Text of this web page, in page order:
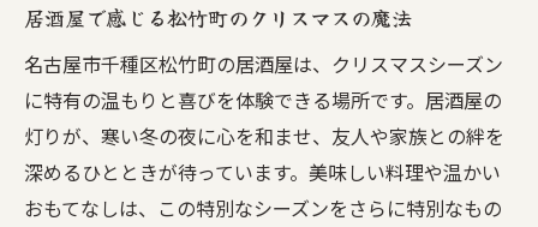
居酒屋で感じる松竹町のクリスマスの魔法
名古屋市千種区松竹町の居酒屋は、クリスマスシーズン
に特有の温もりと喜びを体験できる場所です。居酒屋の
灯りが、寒い冬の夜に心を和ませ、友人や家族との絆を
深めるひとときが待っています。美味しい料理や温かい
おもてなしは、この特別なシーズンをさらに特別なもの